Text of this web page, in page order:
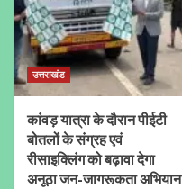
उत्तराखंड
कांवड़ यात्रा के दौरान पीईटी
बोतलों के संग्रह एवं
रीसाइक्लिंग को बढ़ावा देगा
अनूठा जन-जागरूकता अभियान